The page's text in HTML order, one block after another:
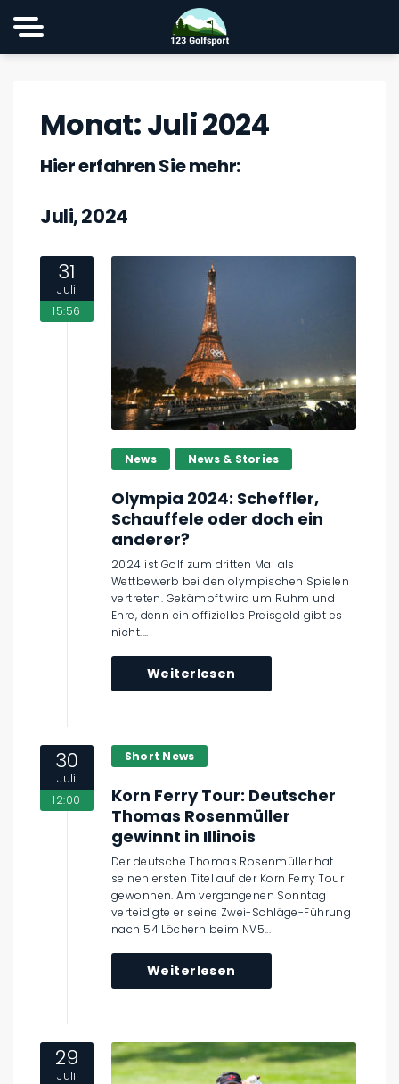
Monat:Juli 2024
Hier erfahren Sie mehr:
Juli, 2024
31
Juli
15:56
News News & Stories
Olympia 2024: Scheffler,
Schauffele oder doch ein
anderer?
2024 ist Golf zum dritten Mal als
Wettbewerb bei den olympischen Spielen
vertreten. Gekämpft wird um Ruhm und
Ehre, denn ein offizielles Preisgeld gibt es
nicht....
Weiterlesen
30
Juli
12:00
Short News
Korn Ferry Tour: Deutscher
Thomas Rosenmüller
gewinnt in Illinois
Der deutsche Thomas Rosenmüller hat
seinen ersten Titel auf der Korn Ferry Tour
gewonnen. Am vergangenen Sonntag
verteidigte er seine Zwei-Schläge-Führung
nach 54 Löchern beim NV5...
Weiterlesen
29
Juli